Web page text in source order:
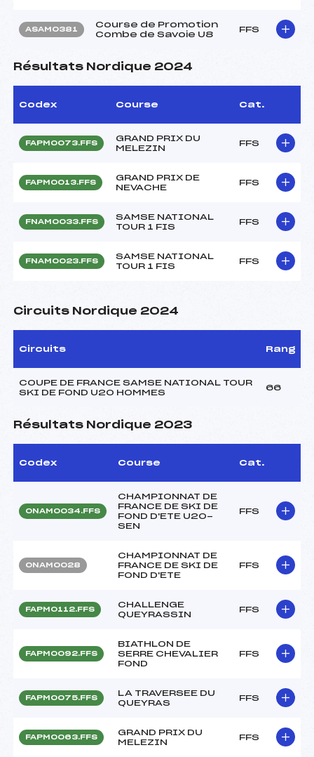
ASAM0381
Course de Promotion
Combe de Savoie U8
FFS
Résultats Nordique 2024
Codex Course Cat.
FAPM0073.FFS
GRAND PRIX DU
MELEZIN
FFS
FAPM0013.FFS
GRAND PRIX DE
NEVACHE
FFS
FNAM0033.FFS
SAMSE NATIONAL
TOUR 1 FIS
FFS
FNAM0023.FFS
SAMSE NATIONAL
TOUR 1 FIS
FFS
Circuits Nordique 2024
Circuits Rang
COUPE DE FRANCE SAMSE NATIONAL TOUR
SKI DE FOND U20 HOMMES
66
Résultats Nordique 2023
Codex Course Cat.
ONAM0034.FFS
CHAMPIONNAT DE
FRANCE DE SKI DE
FOND D'ETE U20-
SEN
FFS
ONAM0028
CHAMPIONNAT DE
FRANCE DE SKI DE
FOND D'ETE
FFS
FAPM0112.FFS
CHALLENGE
QUEYRASSIN
FFS
FAPM0092.FFS
BIATHLON DE
SERRE CHEVALIER
FOND
FFS
FAPM0075.FFS
LA TRAVERSEE DU
QUEYRAS
FFS
FAPM0063.FFS
GRAND PRIX DU
MELEZIN
FFS